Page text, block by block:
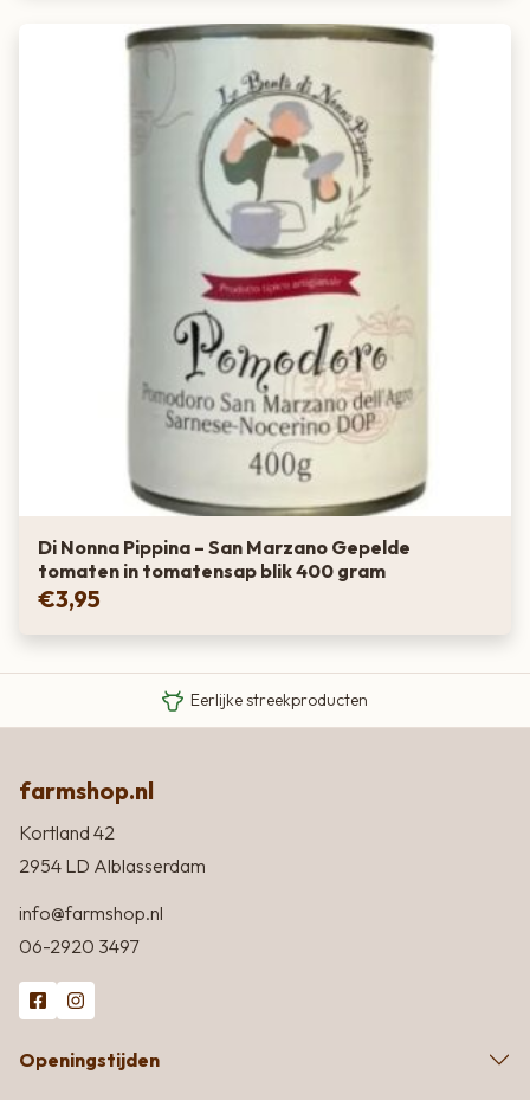
Di Nonna Pippina – San Marzano Gepelde
tomaten in tomatensap blik 400 gram
€3,95
Eigen Limousin runderen
Eerlijke streekproducten
farmshop.nl
Kortland 42
2954 LD Alblasserdam
info@farmshop.nl
06-2920 3497
Openingstijden